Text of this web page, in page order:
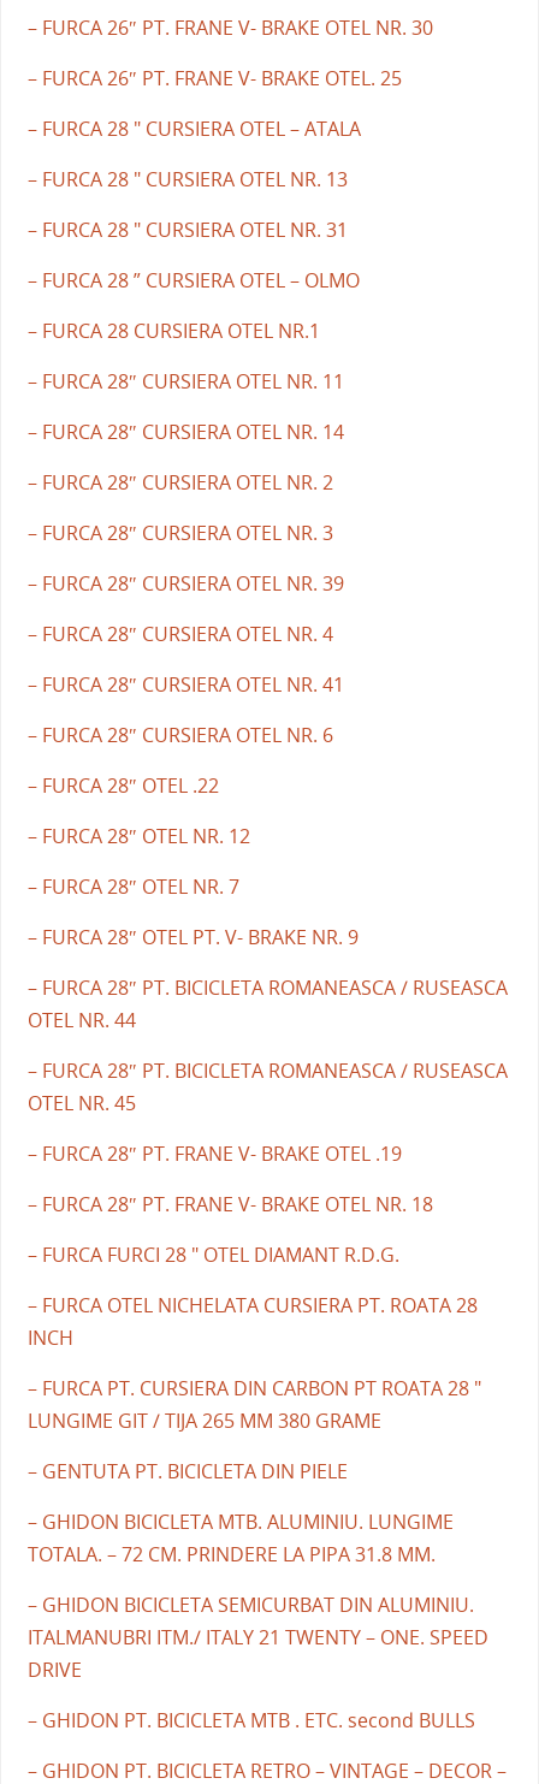
– FURCA 26″ PT. FRANE V- BRAKE OTEL NR. 30
– FURCA 26″ PT. FRANE V- BRAKE OTEL. 25
– FURCA 28 " CURSIERA OTEL – ATALA
– FURCA 28 " CURSIERA OTEL NR. 13
– FURCA 28 " CURSIERA OTEL NR. 31
– FURCA 28 ” CURSIERA OTEL – OLMO
– FURCA 28 CURSIERA OTEL NR.1
– FURCA 28″ CURSIERA OTEL NR. 11
– FURCA 28″ CURSIERA OTEL NR. 14
– FURCA 28″ CURSIERA OTEL NR. 2
– FURCA 28″ CURSIERA OTEL NR. 3
– FURCA 28″ CURSIERA OTEL NR. 39
– FURCA 28″ CURSIERA OTEL NR. 4
– FURCA 28″ CURSIERA OTEL NR. 41
– FURCA 28″ CURSIERA OTEL NR. 6
– FURCA 28″ OTEL .22
– FURCA 28″ OTEL NR. 12
– FURCA 28″ OTEL NR. 7
– FURCA 28″ OTEL PT. V- BRAKE NR. 9
– FURCA 28″ PT. BICICLETA ROMANEASCA / RUSEASCA
OTEL NR. 44
– FURCA 28″ PT. BICICLETA ROMANEASCA / RUSEASCA
OTEL NR. 45
– FURCA 28″ PT. FRANE V- BRAKE OTEL .19
– FURCA 28″ PT. FRANE V- BRAKE OTEL NR. 18
– FURCA FURCI 28 " OTEL DIAMANT R.D.G.
– FURCA OTEL NICHELATA CURSIERA PT. ROATA 28
INCH
– FURCA PT. CURSIERA DIN CARBON PT ROATA 28 "
LUNGIME GIT / TIJA 265 MM 380 GRAME
– GENTUTA PT. BICICLETA DIN PIELE
– GHIDON BICICLETA MTB. ALUMINIU. LUNGIME
TOTALA. – 72 CM. PRINDERE LA PIPA 31.8 MM.
– GHIDON BICICLETA SEMICURBAT DIN ALUMINIU.
ITALMANUBRI ITM./ ITALY 21 TWENTY – ONE. SPEED
DRIVE
– GHIDON PT. BICICLETA MTB . ETC. second BULLS
– GHIDON PT. BICICLETA RETRO – VINTAGE – DECOR –